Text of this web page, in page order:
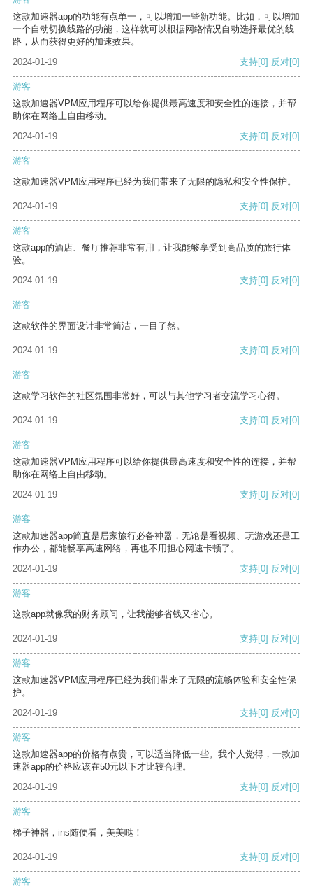
这款加速器app的功能有点单一，可以增加一些新功能。比如，可以增加
一个自动切换线路的功能，这样就可以根据网络情况自动选择最优的线
路，从而获得更好的加速效果。
2024-01-19
支持[0] 反对[0]
游客
这款加速器VPM应用程序可以给你提供最高速度和安全性的连接，并帮
助你在网络上自由移动。
2024-01-19
支持[0] 反对[0]
游客
这款加速器VPM应用程序已经为我们带来了无限的隐私和安全性保护。
2024-01-19 支持[0] 反对[0]
游客
这款app的酒店、餐厅推荐非常有用，让我能够享受到高品质的旅行体
验。
2024-01-19
支持[0] 反对[0]
游客
这款软件的界面设计非常简洁，一目了然。
2024-01-19 支持[0] 反对[0]
游客
这款学习软件的社区氛围非常好，可以与其他学习者交流学习心得。
2024-01-19 支持[0] 反对[0]
游客
这款加速器VPM应用程序可以给你提供最高速度和安全性的连接，并帮
助你在网络上自由移动。
2024-01-19
支持[0] 反对[0]
游客
这款加速器app简直是居家旅行必备神器，无论是看视频、玩游戏还是工
作办公，都能畅享高速网络，再也不用担心网速卡顿了。
2024-01-19
支持[0] 反对[0]
游客
这款app就像我的财务顾问，让我能够省钱又省心。
2024-01-19 支持[0] 反对[0]
游客
这款加速器VPM应用程序已经为我们带来了无限的流畅体验和安全性保
护。
2024-01-19
支持[0] 反对[0]
游客
这款加速器app的价格有点贵，可以适当降低一些。我个人觉得，一款加
速器app的价格应该在50元以下才比较合理。
2024-01-19
支持[0] 反对[0]
游客
梯子神器，ins随便看，美美哒！
2024-01-19 支持[0] 反对[0]
游客